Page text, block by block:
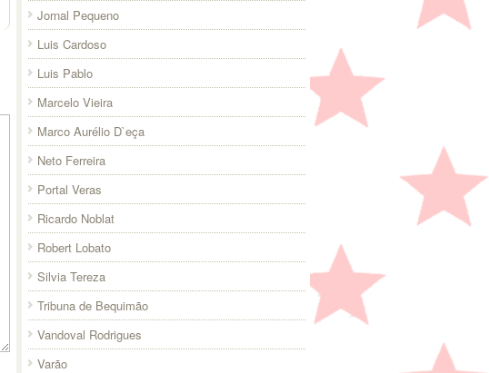
Jornal Pequeno
Luis Cardoso
Luis Pablo
Marcelo Vieira
Marco Aurélio D`eça
Neto Ferreira
Portal Veras
Ricardo Noblat
Robert Lobato
Silvia Tereza
Tribuna de Bequimão
Vandoval Rodrigues
Varão